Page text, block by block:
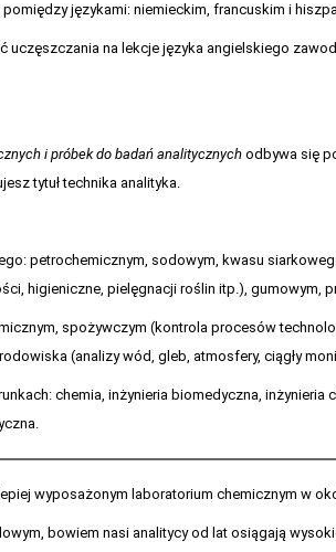
językami: niemieckim, francuskim i
na lekcje języka angielskiego
i próbek do badań analitycznychodbywa się
tytuł technika analityka.
petrochemicznym, sodowym, kwasu
higieniczne, pielęgnacji roślin itp.), gumowym,
spożywczym (kontrola procesów
(analizy wód, gleb, atmosfery, ciągły
chemia, inżynieria biomedyczna,
wyposażonym laboratorium chemicznym w
bowiem nasi analitycy od lat osiągają